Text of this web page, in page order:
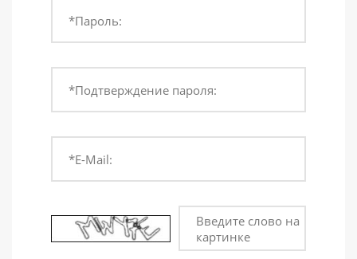
*Пароль:
*Подтверждение пароля:
*E-Mail:
Введите слово на
картинке